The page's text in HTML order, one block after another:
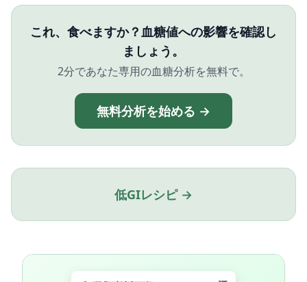
これ、食べますか？血糖値への影響を確認し
ましょう。
2分であなた専用の血糖分析を無料で。
無料分析を始める →
低GIレシピ →